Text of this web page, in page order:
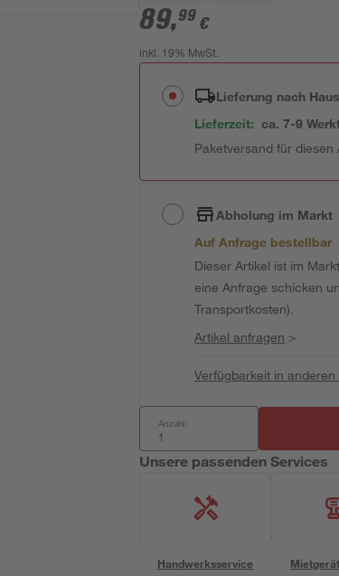
89,99 €
inkl. 19% MwSt.
Lieferung nach
Lieferzeit: ca. 7-9
Paketversand für diesen
Abholung im Markt
Auf Anfrage bestellbar
Dieser Artikel ist im
eine Anfrage schicken
Transportkosten).
Artikel anfragen >
Verfügbarkeit in
Anzahl:
Unsere passenden Services
Handwerksservice